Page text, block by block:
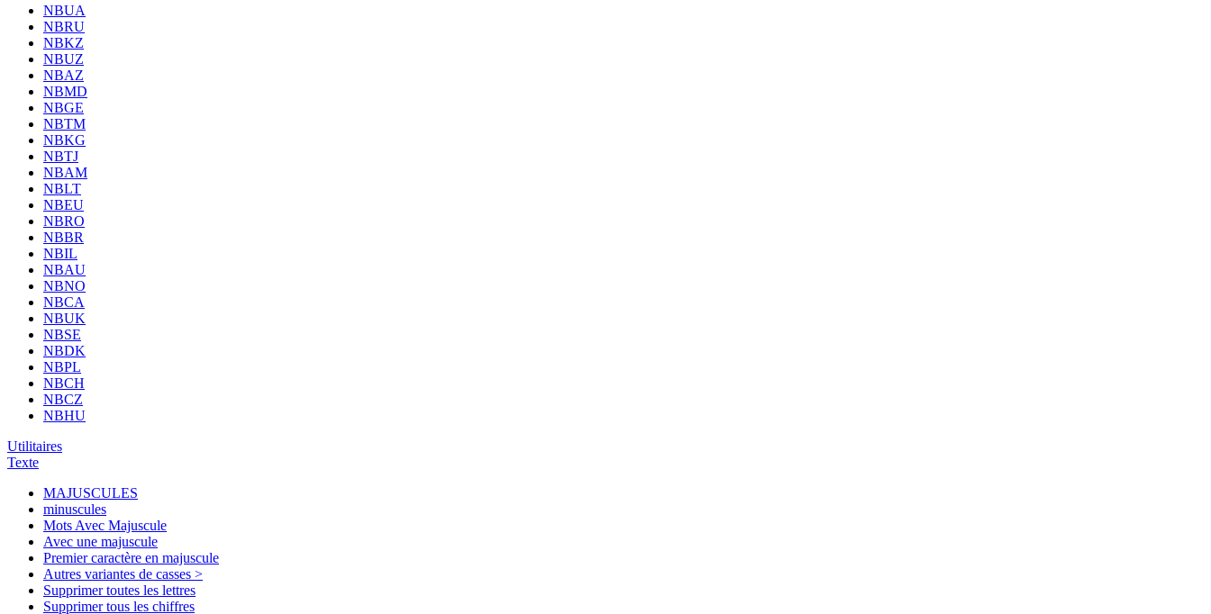
NBUA
NBRU
NBKZ
NBUZ
NBAZ
NBMD
NBGE
NBTM
NBKG
NBTJ
NBAM
NBLT
NBEU
NBRO
NBBR
NBIL
NBAU
NBNO
NBCA
NBUK
NBSE
NBDK
NBPL
NBCH
NBCZ
NBHU
Utilitaires
Texte
MAJUSCULES
minuscules
Mots Avec Majuscule
Avec une majuscule
Premier caractère en majuscule
Autres variantes de casses >
Supprimer toutes les lettres
Supprimer tous les chiffres